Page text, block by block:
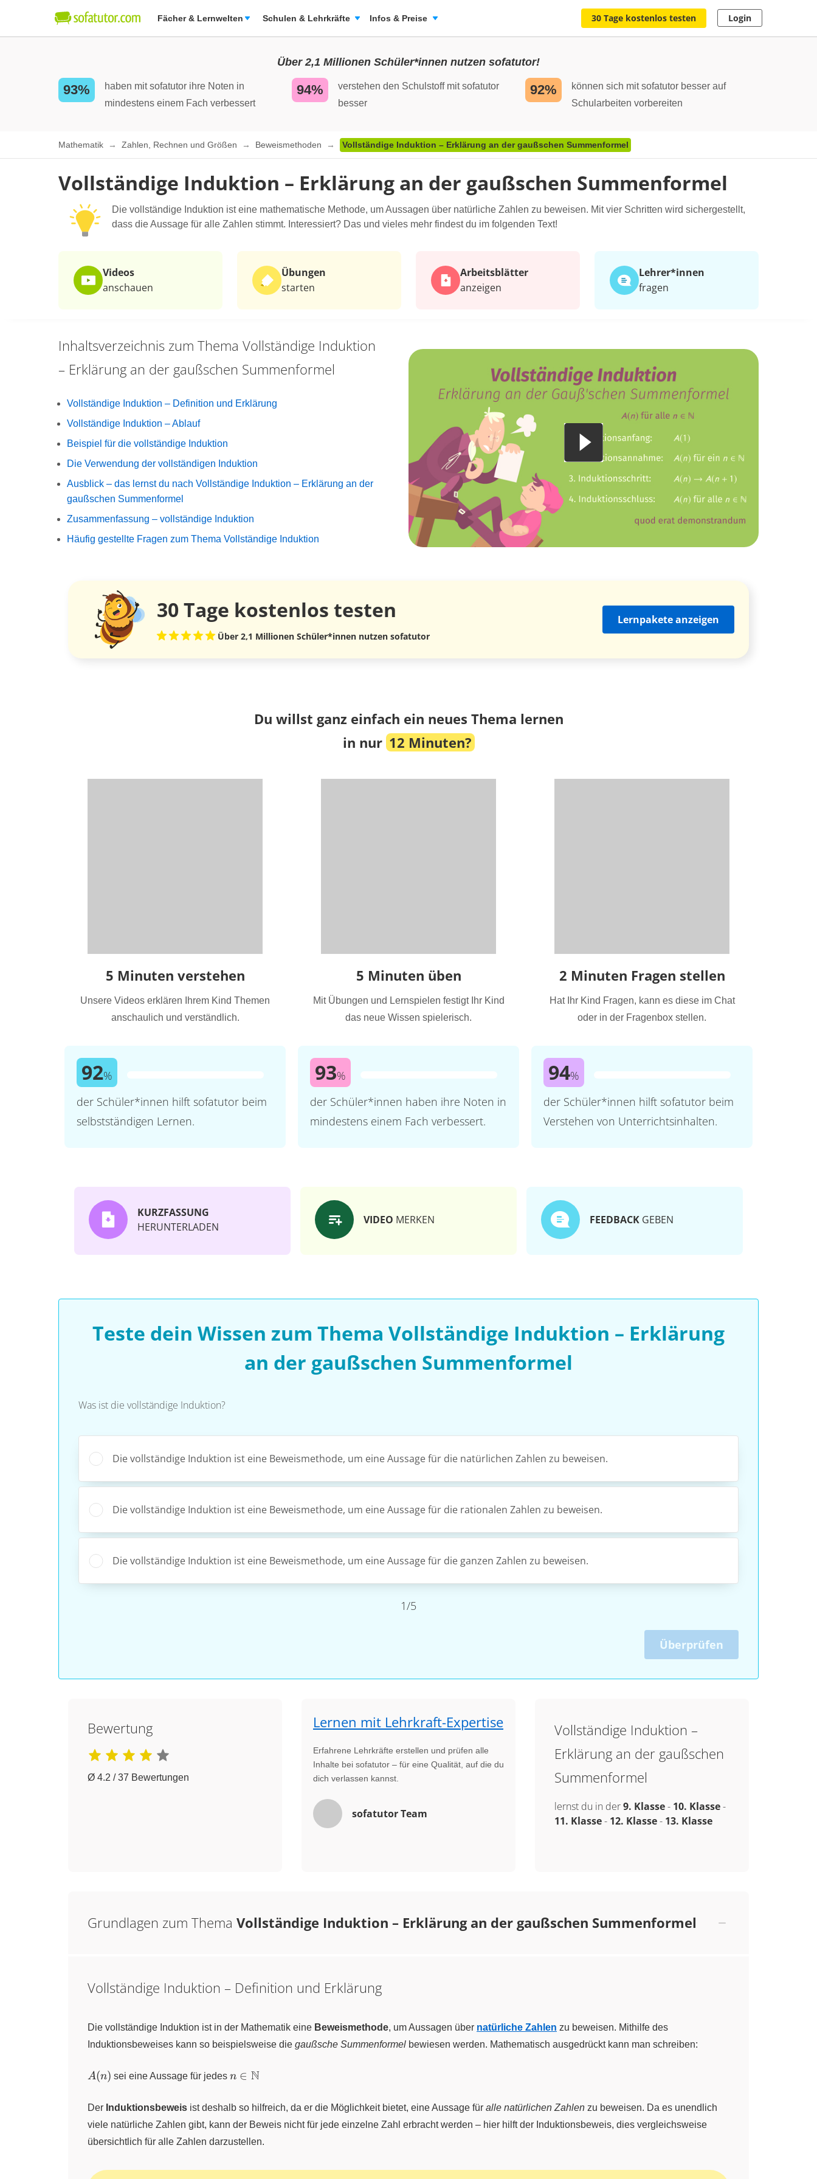
Fächer & Lernwelten Schulen & Lehrkräfte Infos & Preise 30 Tage kostenlos testen Login
Über 2,1 Millionen Schüler*innen nutzen sofatutor!
93%
haben mit sofatutor ihre Noten in
mindestens einem Fach verbessert
94%
verstehen den Schulstoff mit sofatutor
besser
92%
können sich mit sofatutor besser auf
Schularbeiten vorbereiten
Mathematik Zahlen, Rechnen und Größen Beweismethoden Vollständige Induktion – Erklärung an der gaußschen Summenformel
Vollständige Induktion – Erklärung an der gaußschen Summenformel
Die vollständige Induktion ist eine mathematische Methode, um Aussagen über natürliche Zahlen zu beweisen. Mit vier Schritten wird sichergestellt,
dass die Aussage für alle Zahlen stimmt. Interessiert? Das und vieles mehr findest du im folgenden Text!
Videos
anschauen
Übungen
starten
Arbeits­blätter
anzeigen
Lehrer*​innen
fragen
Inhaltsverzeichnis zum Thema Vollständige Induktion
– Erklärung an der gaußschen Summenformel
Vollständige Induktion – Definition und Erklärung
Vollständige Induktion – Ablauf
Beispiel für die vollständige Induktion
Die Verwendung der vollständigen Induktion
Ausblick – das lernst du nach Vollständige Induktion – Erklärung an der
gaußschen Summenformel
Zusammenfassung – vollständige Induktion
Häufig gestellte Fragen zum Thema Vollständige Induktion
30 Tage kostenlos testen
Über 2,1 Millionen Schüler*innen nutzen sofatutor
Lernpakete anzeigen
Du willst ganz einfach ein neues Thema lernen
in nur 12 Minuten?
5 Minuten verstehen
Unsere Videos erklären Ihrem Kind Themen
anschaulich und verständlich.
92%
der Schüler*innen hilft sofatutor beim
selbstständigen Lernen.
5 Minuten üben
Mit Übungen und Lernspielen festigt Ihr Kind
das neue Wissen spielerisch.
93%
der Schüler*innen haben ihre Noten in
mindestens einem Fach verbessert.
2 Minuten Fragen stellen
Hat Ihr Kind Fragen, kann es diese im Chat
oder in der Fragenbox stellen.
94%
der Schüler*innen hilft sofatutor beim
Verstehen von Unterrichtsinhalten.
KURZFASSUNG
HERUNTERLADEN
VIDEO MERKEN FEEDBACK GEBEN
Teste dein Wissen zum Thema Vollständige Induktion – Erklärung
an der gaußschen Summenformel
Was ist die vollständige Induktion?
Die vollständige Induktion ist eine Beweismethode, um eine Aussage für die natürlichen Zahlen zu beweisen.
Die vollständige Induktion ist eine Beweismethode, um eine Aussage für die rationalen Zahlen zu beweisen.
Die vollständige Induktion ist eine Beweismethode, um eine Aussage für die ganzen Zahlen zu beweisen.
1/5
Überprüfen
Bewertung
Ø 4.2 / 37 Bewertungen
Lernen mit Lehrkraft-Expertise
Erfahrene Lehrkräfte erstellen und prüfen alle
Inhalte bei sofatutor – für eine Qualität, auf die du
dich verlassen kannst.
sofatutor Team
Vollständige Induktion –
Erklärung an der gaußschen
Summenformel
lernst du in der9. Klasse- 10. Klasse-
11. Klasse- 12. Klasse- 13. Klasse
Grundlagen zum Thema Vollständige Induktion – Erklärung an der gaußschen Summenformel
Vollständige Induktion – Definition und Erklärung
Die vollständige Induktion ist in der Mathematik eine Beweismethode, um Aussagen über natürliche Zahlen zu beweisen. Mithilfe des
Induktionsbeweises kann so beispielsweise die gaußsche Summenformel bewiesen werden. Mathematisch ausgedrückt kann man schreiben:
A(n)
A(n) sei eine Aussage für jedes n \in
n ∈ N
Der Induktionsbeweis ist deshalb so hilfreich, da er die Möglichkeit bietet, eine Aussage für alle natürlichen Zahlen zu beweisen. Da es unendlich
viele natürliche Zahlen gibt, kann der Beweis nicht für jede einzelne Zahl erbracht werden – hier hilft der Induktionsbeweis, dies vergleichsweise
übersichtlich für alle Zahlen darzustellen.